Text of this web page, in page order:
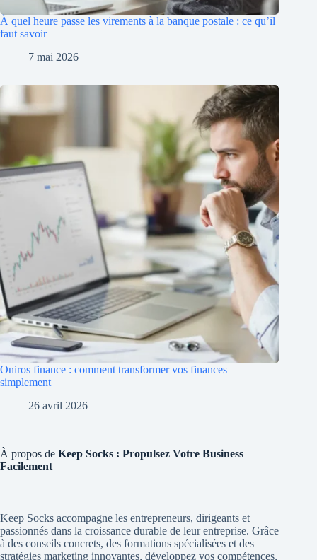
À quel heure passe les virements à la banque postale : ce qu’il
faut savoir
7 mai 2026
Oniros finance : comment transformer vos finances
simplement
26 avril 2026
À propos de Keep Socks : Propulsez Votre Business
Facilement
Keep Socks accompagne les entrepreneurs, dirigeants et
passionnés dans la croissance durable de leur entreprise. Grâce
à des conseils concrets, des formations spécialisées et des
stratégies marketing innovantes, développez vos compétences,